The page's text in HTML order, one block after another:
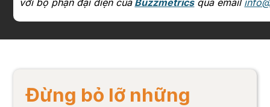
Đừng bỏ lỡ những